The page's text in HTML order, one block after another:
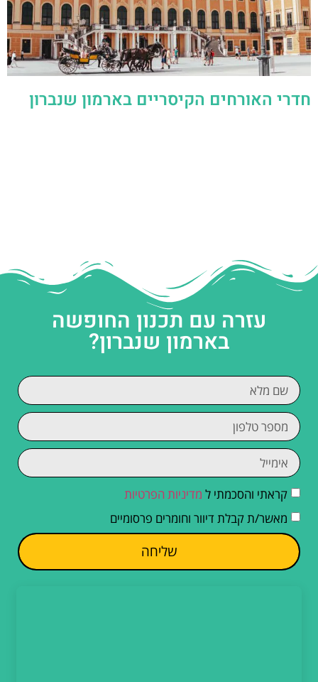
חדרי האורחים הקיסריים בארמון שנברון
עזרה עם תכנון החופשה
בארמון שנברון?
קראתי והסכמתי ל מדיניות הפרטיות
מאשר/ת קבלת דיוור וחומרים פרסומיים
שליחה